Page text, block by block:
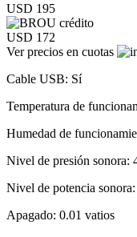
USD 195
USD 172
Ver precios en cuotas
Cable USB: Sí
Temperatura de
Humedad de
Nivel de presión sonora:
Nivel de potencia
Apagado: 0.01 vatios